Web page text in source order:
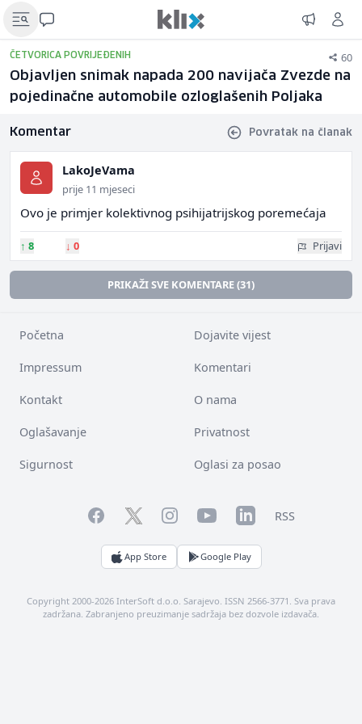
ČETVORICA POVRIJEĐENIH 60
Objavljen snimak napada 200 navijača Zvezde na
pojedinačne automobile ozloglašenih Poljaka
Komentar Povratak na članak
LakoJeVama
prije 11 mjeseci
Ovo je primjer kolektivnog psihijatrijskog poremećaja
↑ 8 ↓ 0 Prijavi
PRIKAŽI SVE KOMENTARE (31)
Početna Dojavite vijest
Impressum Komentari
Kontakt O nama
Oglašavanje Privatnost
Sigurnost Oglasi za posao
FacebookTwitterInstagramYouTubeLinkedInRSS
App Store Google Play
Copyright 2000-2026 InterSoft d.o.o. Sarajevo. ISSN 2566-3771. Sva prava
zadržana. Zabranjeno preuzimanje sadržaja bez dozvole izdavača.